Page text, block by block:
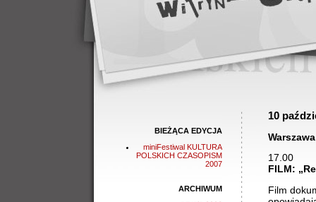
BIEŻĄCA EDYCJA
miniFestiwal KULTURA
POLSKICH CZASOPISM
2007
ARCHIWUM
10
17.00
FILM:
Film